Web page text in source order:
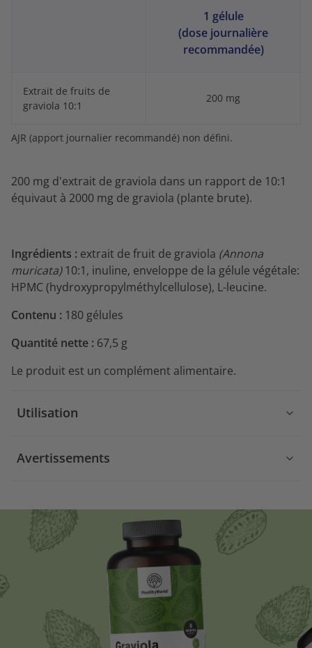
1 gélule
(dose journalière
recommandée)
Extrait de fruits de
graviola 10:1
200 mg
AJR (apport journalier recommandé) non défini.
200 mg d'extrait de graviola dans un rapport de 10:1
équivaut à 2000 mg de graviola (plante brute).
Ingrédients : extrait de fruit de graviola (Annona
muricata) 10:1, inuline, enveloppe de la gélule végétale:
HPMC (hydroxypropylméthylcellulose), L-leucine.
Contenu : 180 gélules
Quantité nette : 67,5 g
Le produit est un complément alimentaire.
Utilisation
Avertissements